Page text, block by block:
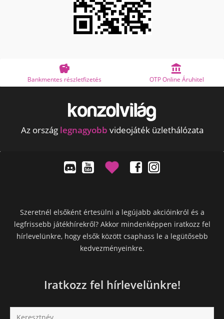

Bankmentes részletfizetés

OTP Online Áruhitel
Az ország legnagyobb videojáték üzlethálózata
Szeretnél elsőként értesülni a legújabb akcióinkról és a
legfrissebb játékhírekről? Akkor mindenképpen iratkozz fel
hírlevelünkre, hogy elsők között csaphass le a legütősebb
kedvezményeinkre.
Iratkozz fel hírlevelünkre!